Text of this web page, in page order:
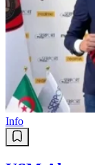
Info